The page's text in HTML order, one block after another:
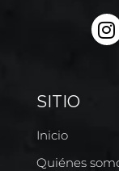
SITIO
Inicio
Quiénes